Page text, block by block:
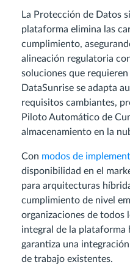
La Protección de Datos
plataforma elimina las
cumplimiento,
alineación regulatoria
soluciones que
DataSunrise se adapta
requisitos cambiantes,
Piloto Automático de
almacenamiento en la
Con modos de
disponibilidad en el
para arquitecturas
cumplimiento de nivel
organizaciones de todos
integral de la plataforma
garantiza una
de trabajo existentes.